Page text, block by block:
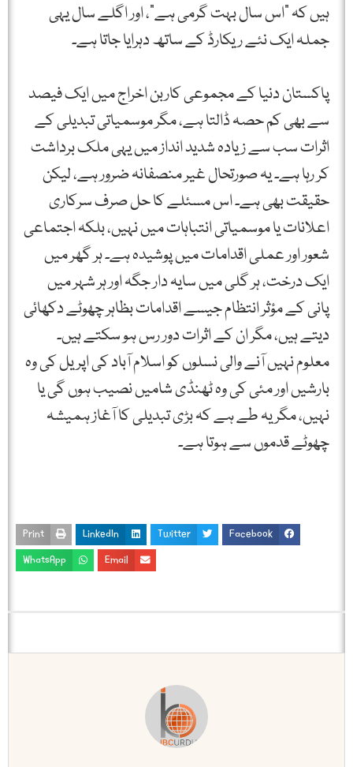
ہیں کہ "اس سال بہت گرمی ہے”، اور اگلے سال یہی
جملہ ایک نئے ریکارڈ کے ساتھ دہرایا جاتا ہے۔
پاکستان دنیا کے مجموعی کاربن اخراج میں ایک فیصد
سے بھی کم حصہ ڈالتا ہے، مگر موسمیاتی تبدیلی کے
اثرات سب سے زیادہ شدید انداز میں یہی ملک برداشت
کر رہا ہے۔ یہ صورتحال غیر منصفانہ ضرور ہے، لیکن
حقیقت بھی ہے۔ اس مسئلے کا حل صرف سرکاری
اعلانات یا موسمیاتی انتباہات میں نہیں، بلکہ اجتماعی
شعور اور عملی اقدامات میں پوشیدہ ہے۔ ہر گھر میں
ایک درخت، ہر گلی میں سایہ دار جگہ اور ہر شہر میں
پانی کے مؤثر انتظام جیسے اقدامات بظاہر چھوٹے دکھائی
دیتے ہیں، مگر ان کے اثرات دور رس ہو سکتے ہیں۔
معلوم نہیں آنے والی نسلوں کو اسلام آباد کی اپریل کی وہ
بارشیں اور مئی کی وہ ٹھنڈی شامیں نصیب ہوں گی یا
نہیں، مگر یہ طے ہے کہ بڑی تبدیلی کا آغاز ہمیشہ
چھوٹے قدموں سے ہوتا ہے۔
Facebook
Twitter
LinkedIn
Print
Email
WhatsApp